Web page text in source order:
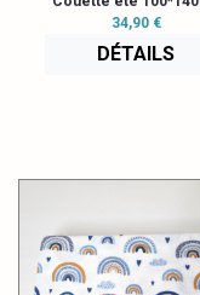
34,90 €
DÉTAILS